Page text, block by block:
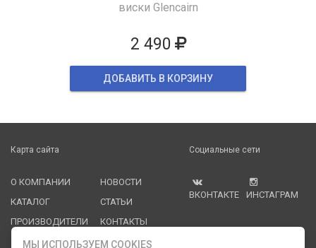
виски Glencairn
2 490
ДОБАВИТЬ В КОРЗИНУ
Карта сайта
О КОМПАНИИ
КАТАЛОГ
ПРОИЗВОДИТЕЛИ
УСЛУГИ
НОВОСТИ
СТАТЬИ
КОНТАКТЫ
PDF КАТАЛОГИ
Социальные сети
ВКОНТАКТЕ ИНСТАГРАМ
МЫ ИСПОЛЬЗУЕМ COOKIES